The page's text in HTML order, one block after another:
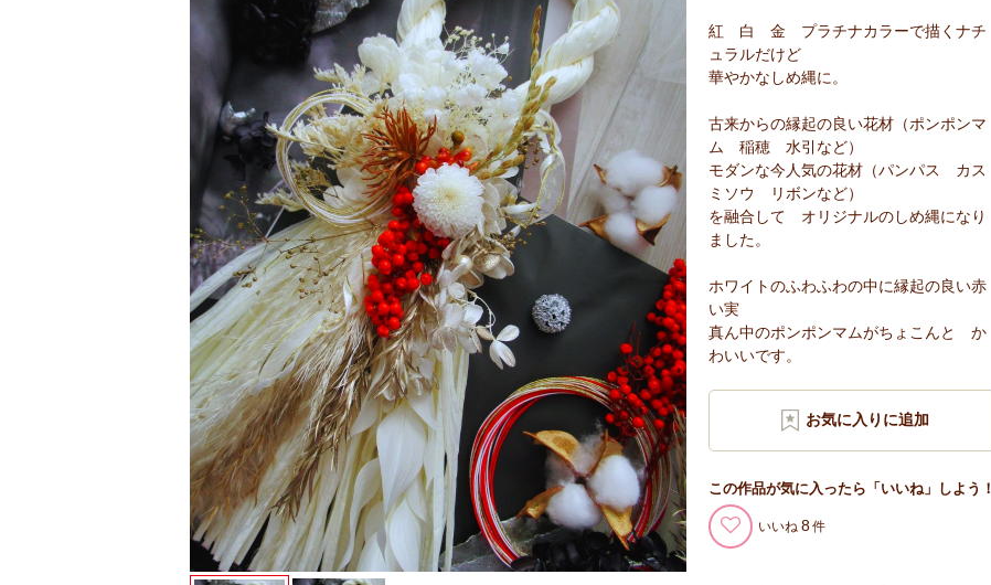
紅 白 金 プラチナカラーで描くナチ
ュラルだけど
華やかなしめ縄に。
古来からの縁起の良い花材（ポンポンマ
ム 稲穂 水引など）
モダンな今人気の花材（パンパス カス
ミソウ リボンなど）
を融合して オリジナルのしめ縄になり
ました。
ホワイトのふわふわの中に縁起の良い赤
い実
真ん中のポンポンマムがちょこんと か
わいいです。
この作品が気に入ったら「いいね」しよう！
いいね 8